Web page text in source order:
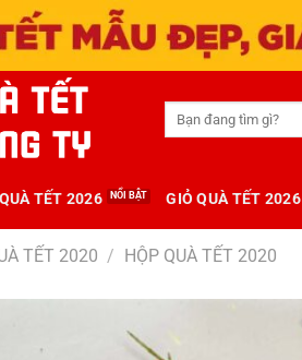
kiếm:
TẾT 2026 GIỎ QUÀ TẾT 2026
TẾT 2020 / HỘP QUÀ TẾT 2020